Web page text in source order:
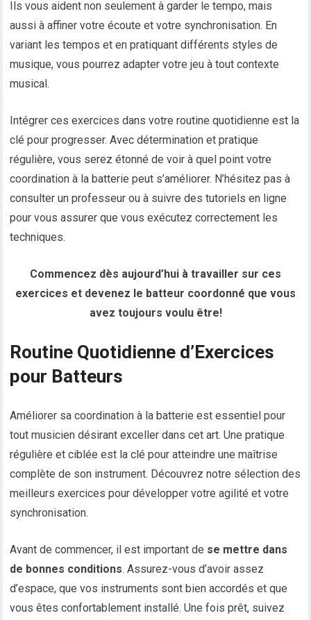
Ils vous aident non seulement à garder le tempo, mais
aussi à affiner votre écoute et votre synchronisation. En
variant les tempos et en pratiquant différents styles de
musique, vous pourrez adapter votre jeu à tout contexte
musical.
Intégrer ces exercices dans votre routine quotidienne est la
clé pour progresser. Avec détermination et pratique
régulière, vous serez étonné de voir à quel point votre
coordination à la batterie peut s’améliorer. N’hésitez pas à
consulter un professeur ou à suivre des tutoriels en ligne
pour vous assurer que vous exécutez correctement les
techniques.
Commencez dès aujourd’hui à travailler sur ces
exercices et devenez le batteur coordonné que vous
avez toujours voulu être!
Routine Quotidienne d’Exercices
pour Batteurs
Améliorer sa coordination à la batterie est essentiel pour
tout musicien désirant exceller dans cet art. Une pratique
régulière et ciblée est la clé pour atteindre une maîtrise
complète de son instrument. Découvrez notre sélection des
meilleurs exercices pour développer votre agilité et votre
synchronisation.
Avant de commencer, il est important de se mettre dans
de bonnes conditions. Assurez-vous d’avoir assez
d’espace, que vos instruments sont bien accordés et que
vous êtes confortablement installé. Une fois prêt, suivez